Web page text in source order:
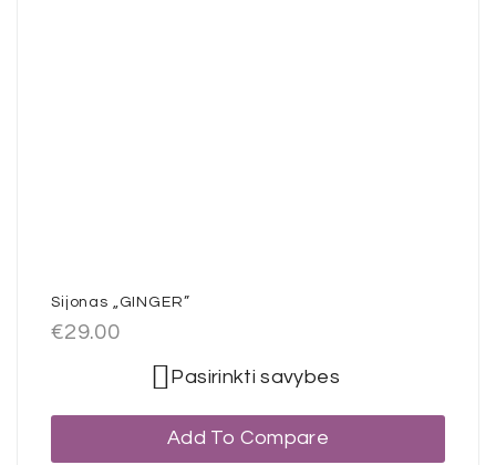
Sijonas „GINGER”
€29.00
Pasirinkti savybes
Add To Compare